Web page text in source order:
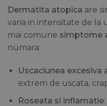
Dermatita atopica are
varia in intensitate de la
mai comune simptome
numara:
Uscaciunea excesiva
extrem de uscata,
Roseata si inflamatie